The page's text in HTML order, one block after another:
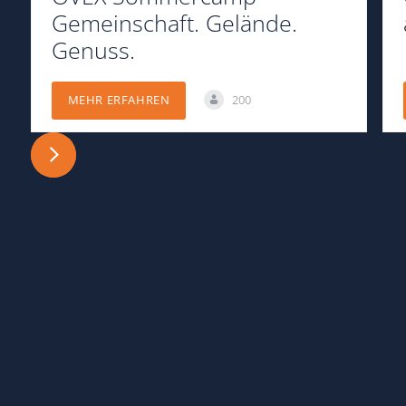
Gemeinschaft. Gelände.
Genuss.
MEHR ERFAHREN 200